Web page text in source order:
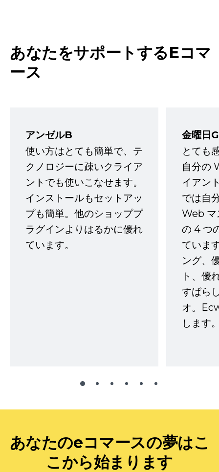
あなたをサポートするEコマ
ース
アンゼルB
使い方はとても簡単で、テ
クノロジーに疎いクライア
ントでも使いこなせます。
インストールもセットアッ
プも簡単。他のショッププ
ラグインよりはるかに優れ
ています。
金曜日G
とても
自分の
イアン
では自
Web マ
の 4 つ
ていま
ング、
ト、優
すばら
オ。
します
あなたのeコマースの夢はこ
こから始まります